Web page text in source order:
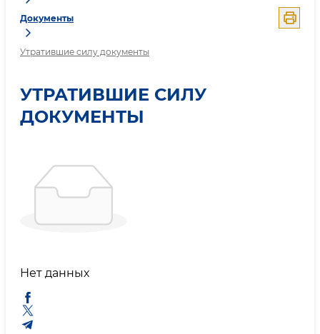
Документы
Утратившие силу документы
УТРАТИВШИЕ СИЛУ
ДОКУМЕНТЫ
Нет данных